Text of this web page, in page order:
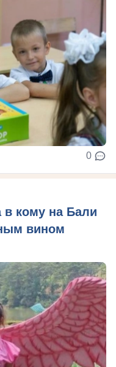
0
кому на Бали
вином